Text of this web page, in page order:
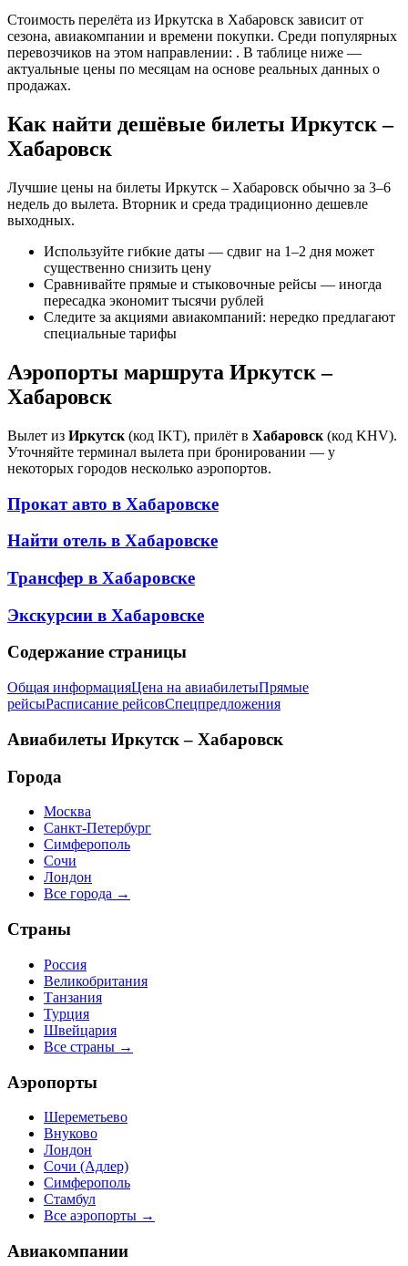
Стоимость перелёта из Иркутска в Хабаровск зависит от
сезона, авиакомпании и времени покупки. Среди популярных
перевозчиков на этом направлении: . В таблице ниже —
актуальные цены по месяцам на основе реальных данных о
продажах.
Как найти дешёвые билеты Иркутск –
Хабаровск
Лучшие цены на билеты Иркутск – Хабаровск обычно за 3–6
недель до вылета. Вторник и среда традиционно дешевле
выходных.
Используйте гибкие даты — сдвиг на 1–2 дня может
существенно снизить цену
Сравнивайте прямые и стыковочные рейсы — иногда
пересадка экономит тысячи рублей
Следите за акциями авиакомпаний: нередко предлагают
специальные тарифы
Аэропорты маршрута Иркутск –
Хабаровск
Вылет из Иркутск (код IKT), прилёт в Хабаровск (код KHV).
Уточняйте терминал вылета при бронировании — у
некоторых городов несколько аэропортов.
Прокат авто в Хабаровске
Найти отель в Хабаровске
Трансфер в Хабаровске
Экскурсии в Хабаровске
Содержание страницы
Общая информацияЦена на авиабилетыПрямые
рейсыРасписание рейсовСпецпредложения
Авиабилеты Иркутск – Хабаровск
Города
Москва
Санкт-Петербург
Симферополь
Сочи
Лондон
Все города →
Страны
Россия
Великобритания
Танзания
Турция
Швейцария
Все страны →
Аэропорты
Шереметьево
Внуково
Лондон
Сочи (Адлер)
Симферополь
Стамбул
Все аэропорты →
Авиакомпании